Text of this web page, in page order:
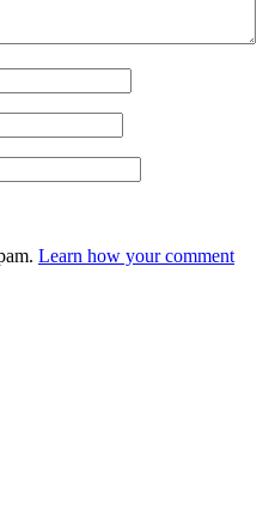
Learn how your comment